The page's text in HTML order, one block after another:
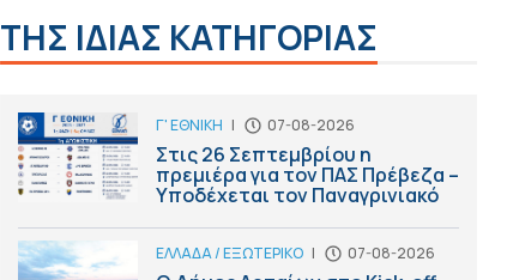
ΤΗΣ ΙΔΙΑΣ ΚΑΤΗΓΟΡΙΑΣ
Γ' ΕΘΝΙΚΗ | 07-08-2026
Στις 26 Σεπτεμβρίου η
πρεμιέρα για τον ΠΑΣ Πρέβεζα –
Υποδέχεται τον Παναγρινιακό
ΕΛΛΑΔΑ / ΕΞΩΤΕΡΙΚΟ | 07-08-2026